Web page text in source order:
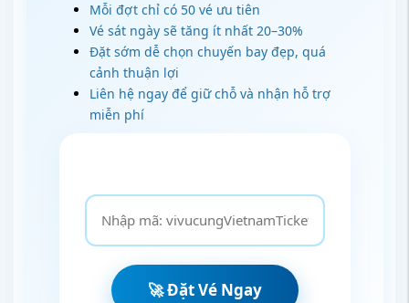
Mỗi đợt chỉ có 50 vé ưu tiên
Vé sát ngày sẽ tăng ít nhất 20–30%
Đặt sớm dễ chọn chuyến bay đẹp, quá
cảnh thuận lợi
Liên hệ ngay để giữ chỗ và nhận hỗ trợ
miễn phí
🚀 Đặt Vé Ngay